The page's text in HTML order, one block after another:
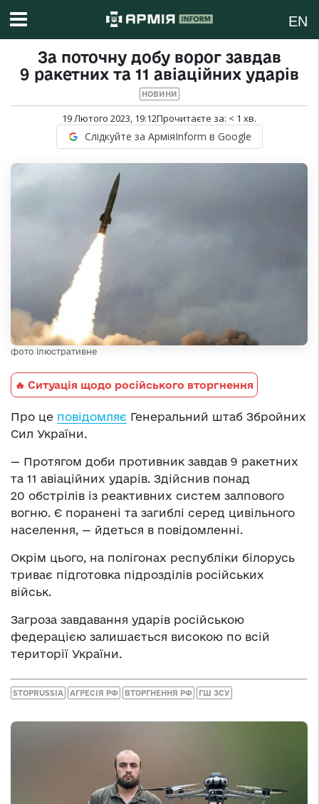
EN
За поточну добу ворог завдав
9 ракетних та 11 авіаційних ударів
НОВИНИ
19 Лютого 2023, 19:12Прочитаєте за: < 1 хв.
Слідкуйте за АрміяInform в Google
фото ілюстративне
🔥 Ситуація щодо російського вторгнення
Про це повідомляє Генеральний штаб Збройних
Сил України.
— Протягом доби противник завдав 9 ракетних
та 11 авіаційних ударів. Здійснив понад
20 обстрілів із реактивних систем залпового
вогню. Є поранені та загиблі серед цивільного
населення, — йдеться в повідомленні.
Окрім цього, на полігонах республіки білорусь
триває підготовка підрозділів російських
військ.
Загроза завдавання ударів російською
федерацією залишається високою по всій
території України.
STOPRUSSIA АГРЕСІЯ РФ ВТОРГНЕННЯ РФ ГШ ЗСУ